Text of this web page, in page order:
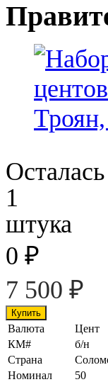
Осталась
1
штука
0 ₽
7 500 ₽
Валюта
Цент
КМ#
б/н
Страна
Номинал
50